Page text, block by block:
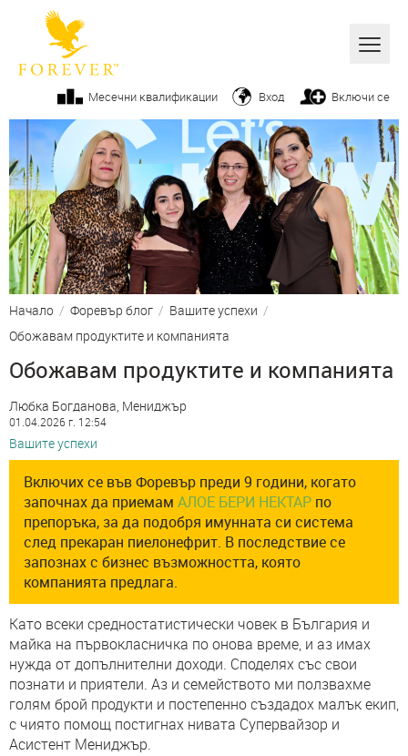
Всички
Алое вера
Бизнес
Продукти
Козметика
От ръководството
Фитнес
Начин на живот
Месечни квалификации Вход Включи се
Начало / Форевър блог / Вашите успехи /
Обожавам продуктите и компанията
Обожавам продуктите и компанията
Любка Богданова, Мениджър
01.04.2026 г. 12:54
Вашите успехи
Включих се във Форевър преди 9 години, когато
започнах да приемам АЛОЕ БЕРИ НЕКТАР по
препоръка, за да подобря имунната си система
след прекаран пиелонефрит. В последствие се
запознах с бизнес възможността, която
компанията предлага.
Като всеки средностатистически човек в България и
майка на първокласничка по онова време, и аз имах
нужда от допълнителни доходи. Споделях със свои
познати и приятели. Аз и семейството ми ползвахме
голям брой продукти и постепенно създадох малък екип,
с чиято помощ постигнах нивата Супервайзор и
Асистент Мениджър.